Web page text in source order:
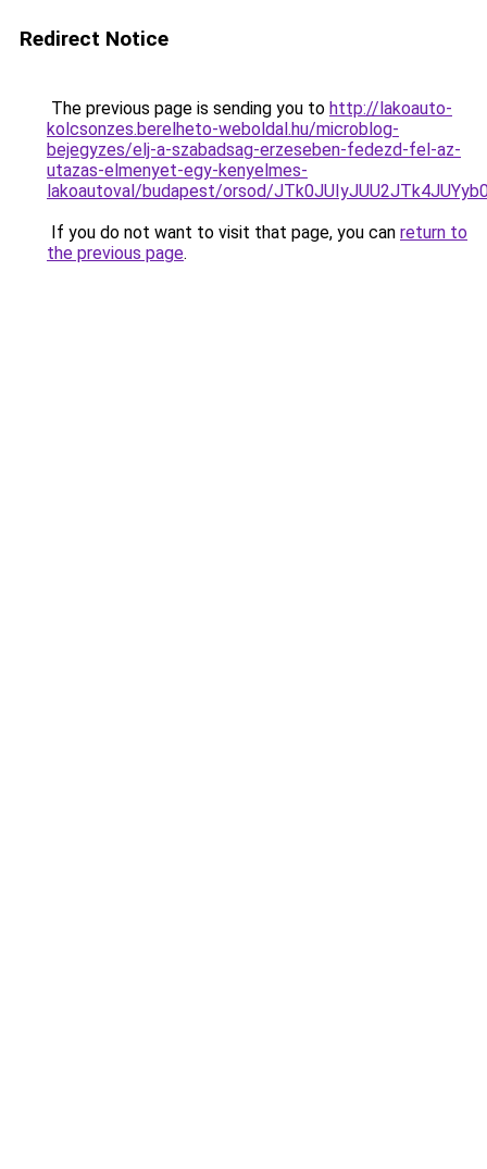
Redirect Notice
The previous page is sending you to http://lakoauto-
kolcsonzes.berelheto-weboldal.hu/microblog-
bejegyzes/elj-a-szabadsag-erzeseben-fedezd-fel-az-
utazas-elmenyet-egy-kenyelmes-
lakoautoval/budapest/orsod/
If you do not want to visit that page, you can return to
the previous page.